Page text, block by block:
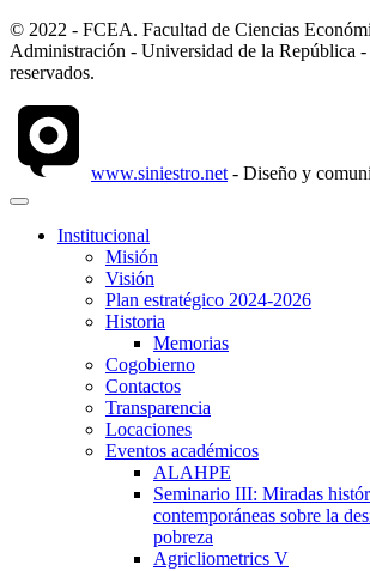
© 2022 - FCEA. Facultad de Ciencias
Administración - Universidad de la República -
reservados.
www.siniestro.net - Diseño y
Institucional
Misión
Visión
Plan estratégico 2024-2026
Historia
Memorias
Cogobierno
Contactos
Transparencia
Locaciones
Eventos académicos
ALAHPE
Seminario III: Miradas
contemporáneas sobre la
pobreza
Agricliometrics V